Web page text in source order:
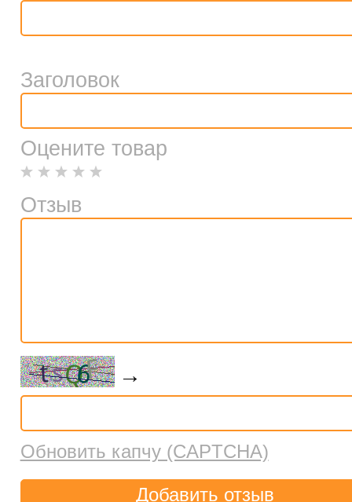
Заголовок
Оцените товар
Отзыв
→
Обновить капчу (CAPTCHA)